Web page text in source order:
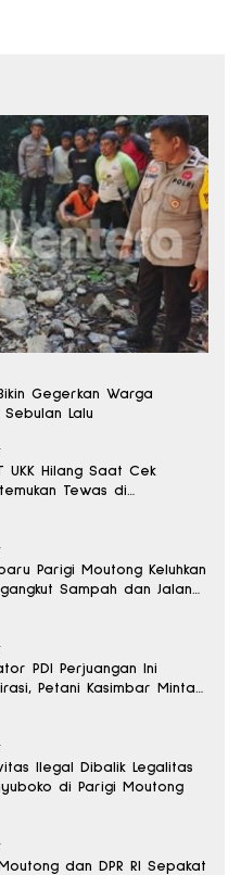
Gegerkan Warga
Lalu
UKK Hilang Saat Cek
Tewas di
Parigi Moutong Keluhkan
Sampah dan Jalan
PDI Perjuangan Ini
Petani Kasimbar Minta
Ilegal Dibalik Legalitas
di Parigi Moutong
dan DPR RI Sepakat